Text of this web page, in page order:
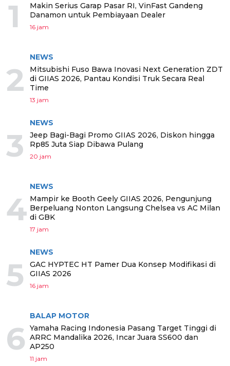
1
Makin Serius Garap Pasar RI, VinFast Gandeng
Danamon untuk Pembiayaan Dealer
16 jam
2
NEWS
Mitsubishi Fuso Bawa Inovasi Next Generation ZDT
di GIIAS 2026, Pantau Kondisi Truk Secara Real
Time
13 jam
3
NEWS
Jeep Bagi-Bagi Promo GIIAS 2026, Diskon hingga
Rp85 Juta Siap Dibawa Pulang
20 jam
4
NEWS
Mampir ke Booth Geely GIIAS 2026, Pengunjung
Berpeluang Nonton Langsung Chelsea vs AC Milan
di GBK
17 jam
5
NEWS
GAC HYPTEC HT Pamer Dua Konsep Modifikasi di
GIIAS 2026
16 jam
6
BALAP MOTOR
Yamaha Racing Indonesia Pasang Target Tinggi di
ARRC Mandalika 2026, Incar Juara SS600 dan
AP250
11 jam